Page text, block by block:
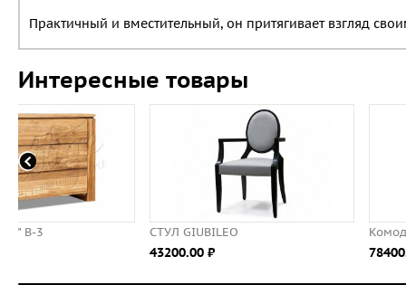
Практичный и вместительный, он притягивает взгляд
Интересные товары
СТУЛ GIUBILEO